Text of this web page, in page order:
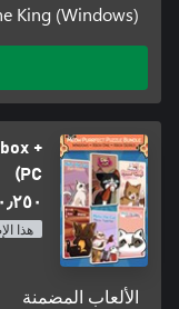
King (Windows)
+
PC)
١٠٫٢٥٠
هذا
الألعاب المضمنة